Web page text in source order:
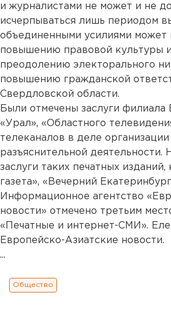
и журналистами не может и не
исчерпываться лишь периодом
объединенными усилиями может
повышению правовой культуры
преодолению электорального
повышению гражданской
Свердловской области.
Были отмечены заслуги
«Урал», «Областного
телеканалов в деле
разъяснительной деятельности.
заслуги таких печатных изданий,
газета», «Вечерний
Информационное агентство
новости» отмечено третьим
«Печатные и интернет-СМИ».
Европейско-Азиатские новости.
...
Общество